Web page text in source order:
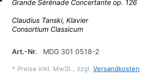
Grande Sérénade Concertante op. 126
Claudius Tanski, Klavier
Consortium Classicum
Art.-Nr. MDG 301 0518-2
* Preise inkl. MwSt., zzgl. Versandkosten